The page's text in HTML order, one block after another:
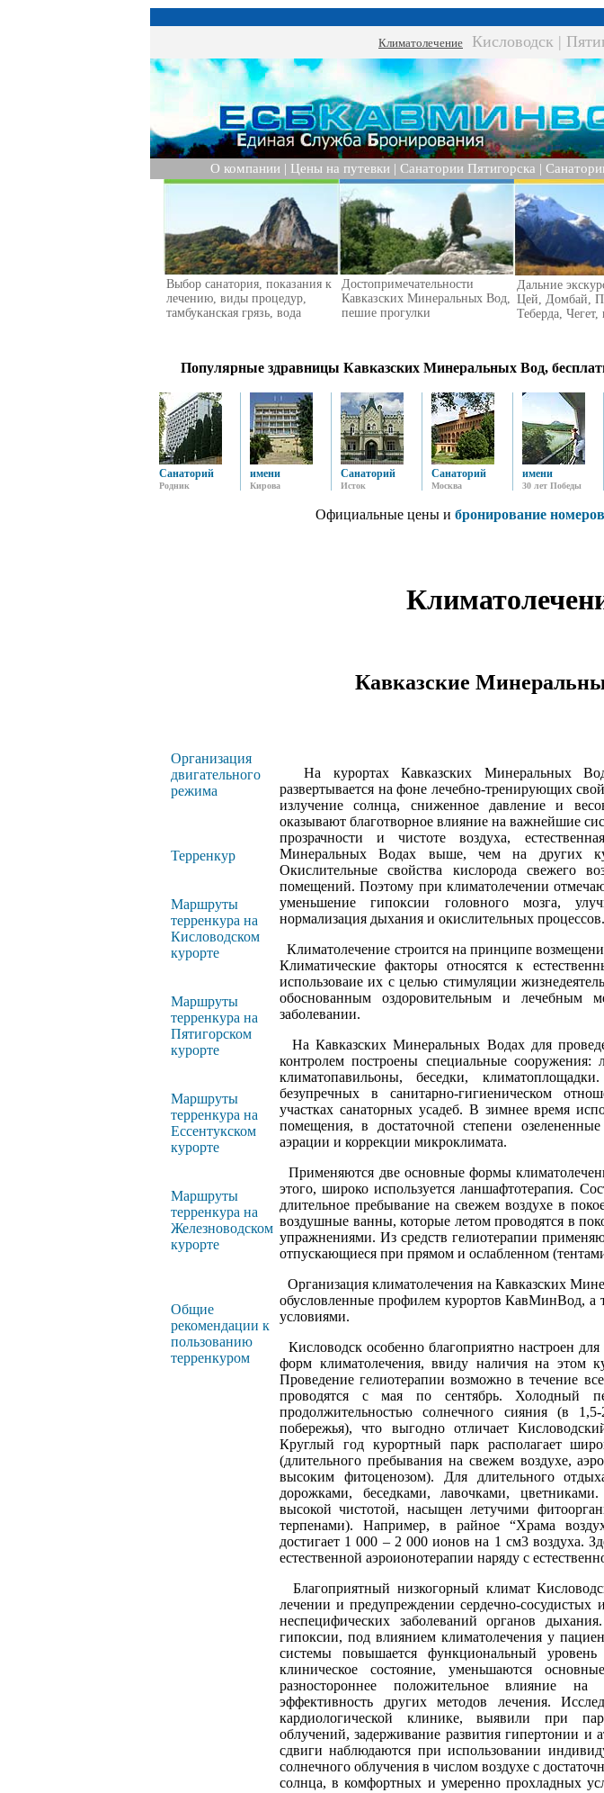
Климатолечение Кисловодск |
О компании | Цены на путевки | Санатории Пятигорска |
Выбор санатория, показания к
лечению, виды процедур,
тамбуканская грязь, вода
Достопримечательности
Кавказских Минеральных Вод,
пешие прогулки
Дальние
Цей, Домбай,
Теберда,
Популярные здравницы Кавказских Минеральных Вод,
Санаторий
Родник
имени
Кирова
Санаторий
Исток
Санаторий
Москва
имени
30 лет Победы
Официальные цены и бронирование
Кавказские
Организация
двигательного
режима
Терренкур
Маршруты
терренкура на
Кисловодском
курорте
Маршруты
терренкура на
Пятигорском
курорте
Маршруты
терренкура на
Ессентукском
курорте
Маршруты
терренкура на
Железноводском
курорте
Общие
рекомендации к
пользованию
терренкуром
На курортах Кавказских Минеральных Вод
развертывается на фоне лечебно-тренирующих
излучение солнца, сниженное давление и
оказывают благотворное влияние на важнейшие
прозрачности и чистоте воздуха,
Минеральных Водах выше, чем на других
Окислительные свойства кислорода свежего
помещений. Поэтому при климатолечении
уменьшение гипоксии головного мозга,
нормализация дыхания и окислительных процессов.
Климатолечение строится на принципе
Климатические факторы относятся к
использоваие их с целью стимуляции
обоснованным оздоровительным и лечебным
заболевании.
На Кавказских Минеральных Водах для
контролем построены специальные сооружения:
климатопавильоны, беседки,
безупречных в санитарно-гигиеническом
участках санаторных усадеб. В зимнее время
помещения, в достаточной степени
аэрации и коррекции микроклимата.
Применяются две основные формы
этого, широко используется ланшафтотерапия.
длительное пребывание на свежем воздухе в
воздушные ванны, которые летом проводятся в
упражнениями. Из средств гелиотерапии
отпускающиеся при прямом и ослабленном
Организация климатолечения на Кавказских
обусловленные профилем курортов КавМинВод,
условиями.
Кисловодск особенно благоприятно настроен
форм климатолечения, ввиду наличия на этом
Проведение гелиотерапии возможно в течение
проводятся с мая по сентябрь. Холодный
продолжительностью солнечного сияния (в
побережья), что выгодно отличает
Круглый год курортный парк располагает
(длительного пребывания на свежем воздухе,
высоким фитоценозом). Для длительного
дорожками, беседками, лавочками,
высокой чистотой, насыщен летучими
терпенами). Например, в райное “Храма
достигает 1 000 – 2 000 ионов на 1 см3 воздуха.
естественной аэроионотерапии наряду с
Благоприятный низкогорный климат
лечении и предупреждении сердечно-сосудистых
неспецифических заболеваний органов
гипоксии, под влиянием климатолечения у
системы повышается функциональный уровень
клиническое состояние, уменьшаются
разностороннее положительное влияние
эффективность других методов лечения.
кардиологической клинике, выявили при
облучений, задерживание развития гипертонии и
сдвиги наблюдаются при использовании
солнечного облучения в числом воздухе с
солнца, в комфортных и умеренно прохладных